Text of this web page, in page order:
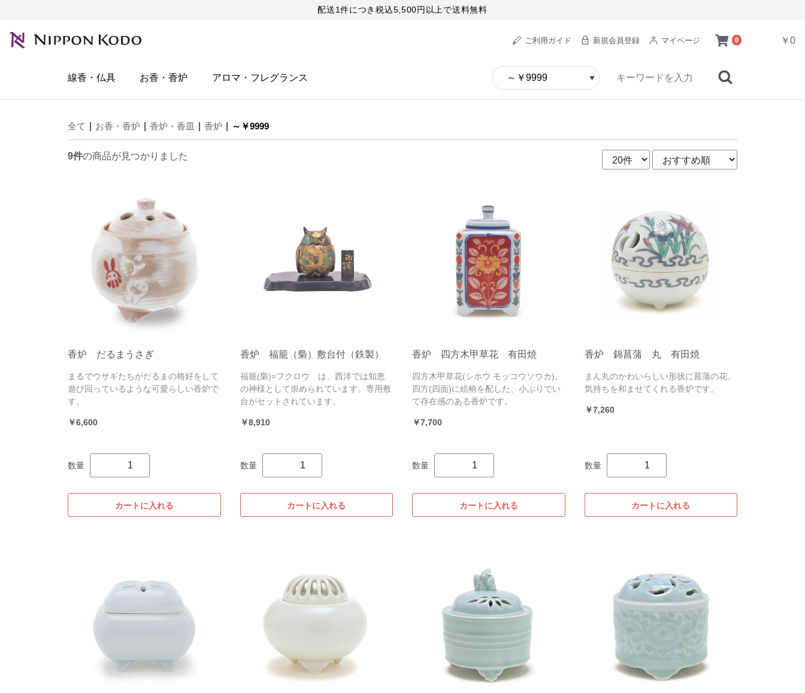
配送1件につき税込5,500円以上で送料無料
0 ￥0
ご利用ガイド 新規会員登録 マイページ
線香・仏具 お香・香炉 アロマ・フレグランス
全て お香・香炉 香炉・香皿 香炉 ～￥9999
9件の商品が見つかりました
香炉 だるまうさぎ
まるでウサギたちがだるまの格好をして
遊び回っているような可愛らしい香炉で
す。
￥6,600
数量
カートに入れる
香炉 福籠（梟）敷台付（鉄製）
福籠(梟)=フクロウ は、西洋では知恵
の神様として崇められています。専用敷
台がセットされています。
￥8,910
数量
カートに入れる
香炉 四方木甲草花 有田焼
四方木甲草花(シホウ モッコウソウカ)。
四方(四面)に絵柄を配した、小ぶりでい
て存在感のある香炉です。
￥7,700
数量
カートに入れる
香炉 錦菖蒲 丸 有田焼
まん丸のかわいらしい形状に菖蒲の花、
気持ちを和ませてくれる香炉です。
￥7,260
数量
カートに入れる